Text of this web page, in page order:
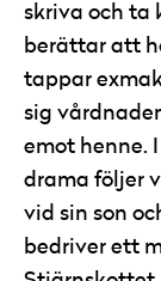
skriva och ta
berättar att
tappar
sig
emot henne.
drama följer
vid sin son
bedriver ett